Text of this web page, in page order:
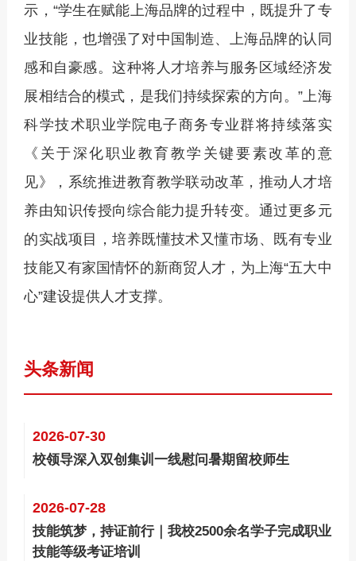
示，“学生在赋能上海品牌的过程中，既提升了专
业技能，也增强了对中国制造、上海品牌的认同
感和自豪感。这种将人才培养与服务区域经济发
展相结合的模式，是我们持续探索的方向。”上海
科学技术职业学院电子商务专业群将持续落实
《关于深化职业教育教学关键要素改革的意
见》，系统推进教育教学联动改革，推动人才培
养由知识传授向综合能力提升转变。通过更多元
的实战项目，培养既懂技术又懂市场、既有专业
技能又有家国情怀的新商贸人才，为上海“五大中
心”建设提供人才支撑。
头条新闻
2026-07-30
校领导深入双创集训一线慰问暑期留校师生
2026-07-28
技能筑梦，持证前行｜我校2500余名学子完成职业
技能等级考证培训